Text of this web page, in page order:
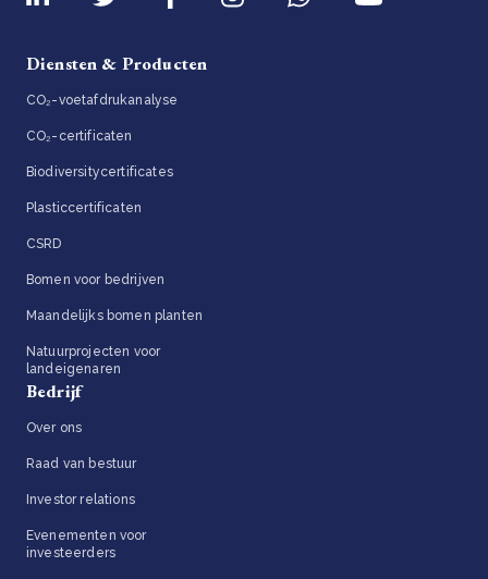
Diensten & Producten
CO₂-voetafdrukanalyse
CO₂-certificaten
Biodiversitycertificates
Plasticcertificaten
CSRD
Bomen voor bedrijven
Maandelijks bomen planten
Natuurprojecten voor
landeigenaren
Bedrijf
Over ons
Raad van bestuur
Investor relations
Evenementen voor
investeerders